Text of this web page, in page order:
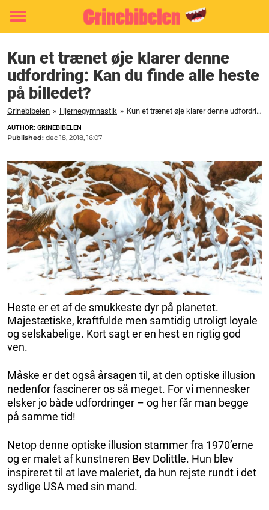
Toggle
Kun et trænet øje klarer denne
udfordring: Kan du finde alle heste
på billedet?
Grinebibelen » Hjernegymnastik » Kun et trænet øje klarer denne udfordring: Kan du finde alle heste på billedet?
AUTHOR: GRINEBIBELEN
Published: dec 18, 2018, 16:07
Heste er et af de smukkeste dyr på planetet.
Majestætiske, kraftfulde men samtidig utroligt loyale
og selskabelige. Kort sagt er en hest en rigtig god
ven.
Måske er det også årsagen til, at den optiske illusion
nedenfor fascinerer os så meget. For vi mennesker
elsker jo både udfordringer – og her får man begge
på samme tid!
Netop denne optiske illusion stammer fra 1970’erne
og er malet af kunstneren Bev Dolittle. Hun blev
inspireret til at lave maleriet, da hun rejste rundt i det
sydlige USA med sin mand.